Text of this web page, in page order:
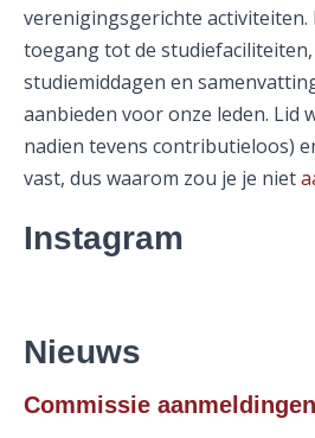
verenigingsgerichte activiteiten.
toegang tot de studiefaciliteiten,
studiemiddagen en
aanbieden voor onze leden. Lid
nadien tevens contributieloos)
vast, dus waarom zou je je niet
Instagram
Nieuws